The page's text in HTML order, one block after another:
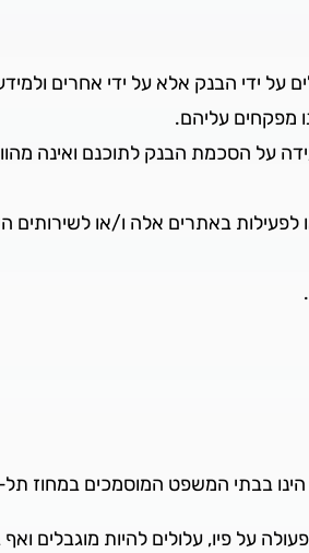
ידי הבנק אלא על ידי אחרים
מפקחים עליהם.
הסכמת הבנק לתוכנם ואינה
לפעילות באתרים אלה ו/או
הינו בבתי המשפט המוסמכים במחוז
פיו, עלולים להיות מוגבלים ואף